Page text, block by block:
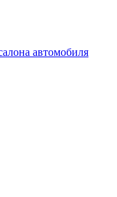
автомобиля